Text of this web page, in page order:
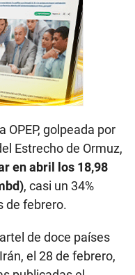
OPEP, golpeada por
Estrecho de Ormuz,
en abril los 18,98
, casi un 34%
de febrero.
de doce países
el 28 de febrero,